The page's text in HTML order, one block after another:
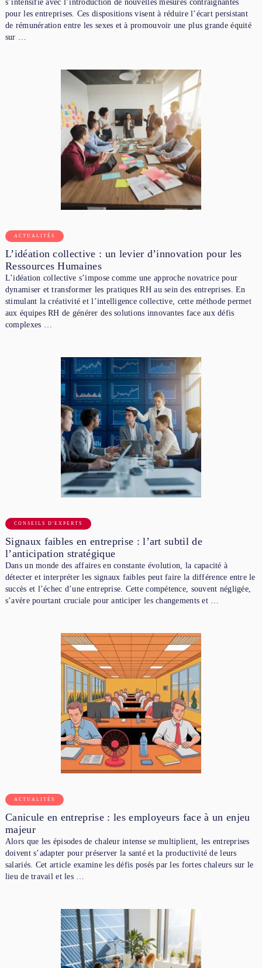
s’intensifie avec l’introduction de nouvelles mesures contraignantes
pour les entreprises. Ces dispositions visent à réduire l’écart persistant
de rémunération entre les sexes et à promouvoir une plus grande équité
sur …
ACTUALITÉS
L’idéation collective : un levier d’innovation pour les
Ressources Humaines
L’idéation collective s’impose comme une approche novatrice pour
dynamiser et transformer les pratiques RH au sein des entreprises. En
stimulant la créativité et l’intelligence collective, cette méthode permet
aux équipes RH de générer des solutions innovantes face aux défis
complexes …
CONSEILS D'EXPERTS
Signaux faibles en entreprise : l’art subtil de
l’anticipation stratégique
Dans un monde des affaires en constante évolution, la capacité à
détecter et interpréter les signaux faibles peut faire la différence entre le
succès et l’échec d’une entreprise. Cette compétence, souvent négligée,
s’avère pourtant cruciale pour anticiper les changements et …
ACTUALITÉS
Canicule en entreprise : les employeurs face à un enjeu
majeur
Alors que les épisodes de chaleur intense se multiplient, les entreprises
doivent s’adapter pour préserver la santé et la productivité de leurs
salariés. Cet article examine les défis posés par les fortes chaleurs sur le
lieu de travail et les …